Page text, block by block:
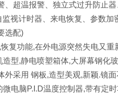
、超温报警、独立式过升防止
视计时器、来电恢复、参数
选配)
复功能,在外电源突然失电又
型,静电喷塑箱体,大屏幕钢化
外采用 钢板,造型美观,新颖.镜
电脑P.I.D温度控制器,带有定